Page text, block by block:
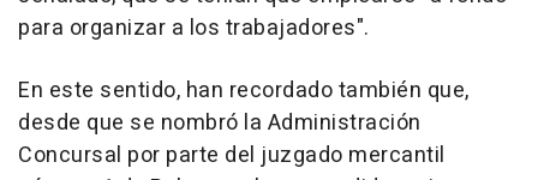
para organizar a los trabajadores".
En este sentido, han recordado también que,
desde que se nombró la Administración
Concursal por parte del juzgado mercantil